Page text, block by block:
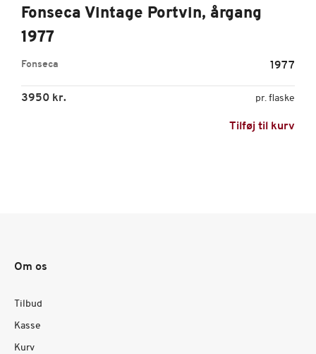
Fonseca Vintage Portvin, årgang
1977
Fonseca 1977
3950 kr. pr. flaske
Tilføj til kurv
Om os
Tilbud
Kasse
Kurv